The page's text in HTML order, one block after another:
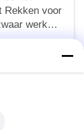
Rekken voor
werk
Rekken